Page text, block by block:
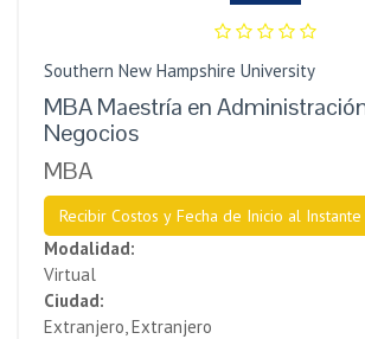
Southern New Hampshire University
MBA Maestría en
Negocios
MBA
Recibir Costos y Fecha de Inicio al Instante
Modalidad:
Virtual
Ciudad:
Extranjero, Extranjero